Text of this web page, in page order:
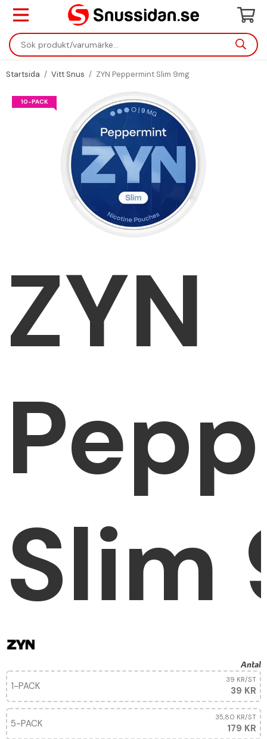
Startsida / Vitt Snus / ZYN Peppermint Slim 9mg
10-PACK
ZYN
Slim
Antal
1-PACK 39 KR
39 KR/ST
5-PACK 179 KR
35,80 KR/ST